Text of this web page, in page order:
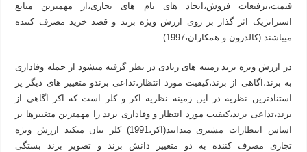
قیمت،ترفیعات فروش،اتحاد های نام های تجاری،از مهمترین منابع
استراتژیک اثر گذار بر روی ارزش ویژه برند و قصد خرید مصرف کننده
میباشند.(کالدرون و همکاران،1997).
در ارزش ویژه برند زمینه های زیادی در نظر گرفته میشود از جمله وفاداری
به برند،اگاهی از برند،کیفیت مورد انتظار،تداعی برندو متغییر های دیگر پر
استنادترین نظریه در این زمینه نظریه اکر و کلر است که اکر اگاهی از
برند،تداعی برند،کیفیت مورد انتظار و وفاداری برند را مهمترین متغییرها بر
اساس انتظارات مشتری میدانند(اکر،1991) کلر بیان میکند ارزش ویژه
تجاری مصرف کننده به دو متغییر دانش برند و تصویر برند بستگی